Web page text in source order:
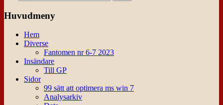
Huvudmeny
Hem
Diverse
Fantomen nr 6-7 2023
Insändare
Till GP
Sidor
99 sätt att optimera ms win 7
Analysarkiv